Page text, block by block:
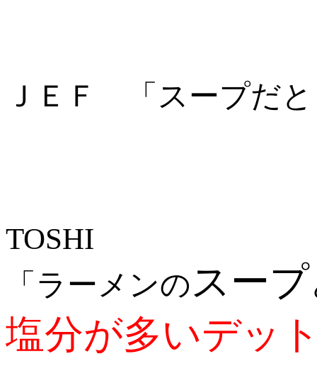
ＪＥＦ 「スープだ
TOSHI
「ラーメンのスープ
塩分が多いデッ